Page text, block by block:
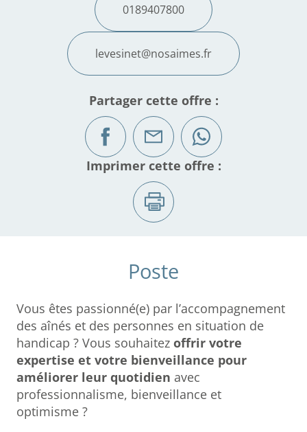
0189407800
levesinet@nosaimes.fr
Partager cette offre :
Imprimer cette offre :
Poste
Vous êtes passionné(e) par l’accompagnement
des aînés et des personnes en situation de
handicap ? Vous souhaitez offrir votre
expertise et votre bienveillance pour
améliorer leur quotidien avec
professionnalisme, bienveillance et
optimisme ?